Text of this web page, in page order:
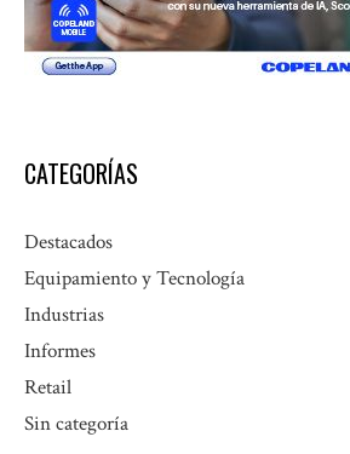
CATEGORÍAS
Destacados
Equipamiento y Tecnología
Industrias
Informes
Retail
Sin categoría